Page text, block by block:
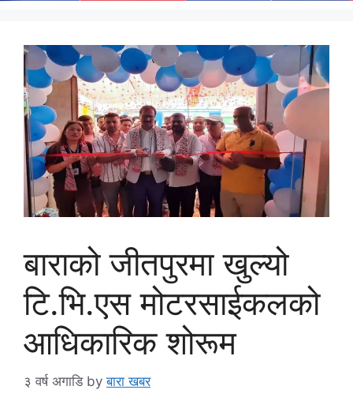
बाराको जीतपुरमा खुल्यो
टि.भि.एस मोटरसाईकलको
आधिकारिक शोरूम
३ वर्ष अगाडि byबारा खबर